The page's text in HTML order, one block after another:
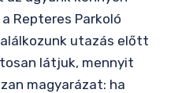
Repteres Parkoló
utazás előtt
látjuk, mennyit
magyarázat: ha